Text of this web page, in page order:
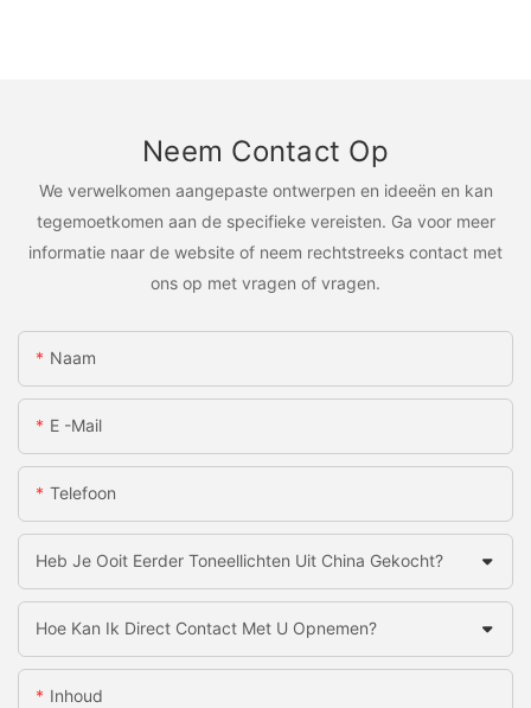
Neem Contact Op
We verwelkomen aangepaste ontwerpen en ideeën en kan
tegemoetkomen aan de specifieke vereisten. Ga voor meer
informatie naar de website of neem rechtstreeks contact met
ons op met vragen of vragen.
Naam
E -mail
Telefoon
Heb Je Ooit Eerder Toneellichten Uit China Gekocht?
Hoe Kan Ik Direct Contact Met U Opnemen?
Inhoud